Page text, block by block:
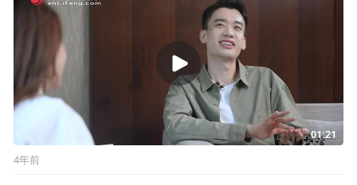
01:21
4年前